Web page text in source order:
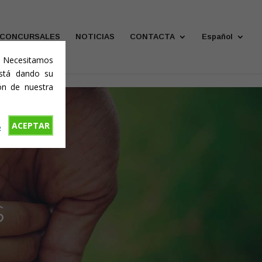
Necesitamos
dando su
de nuestra
ACEPTAR
NOTICIAS CONTACTA Español